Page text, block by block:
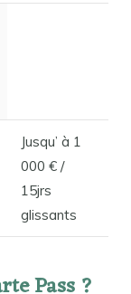
Jusqu’ à 1
000 € /
15jrs
glissants